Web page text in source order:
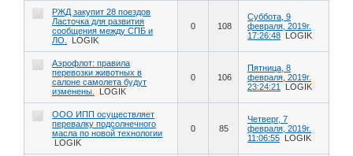
РЖД закупит 28 поездов
Ласточка для развития
сообщения между СПБ и
ЛО.
LOGIK
0 108
Суббота, 9
февраля, 2019г.
17:26:48 LOGIK
Аэрофлот: правила
перевозки животных в
салоне самолета будут
изменены.
LOGIK
0 106
Пятница, 8
февраля, 2019г.
23:24:21
LOGIK
ООО ИПП осуществляет
перевалку подсолнечного
масла по новой технологии
LOGIK
0 85
Четверг, 7
февраля, 2019г.
11:06:55 LOGIK